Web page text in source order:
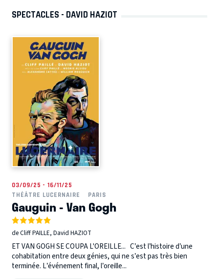
SPECTACLES - DAVID HAZIOT
03/09/25 - 16/11/25
THÉÂTRE LUCERNAIRE
PARIS
Gauguin - Van Gogh
de Cliff PAILLE, David HAZIOT
ET VAN GOGH SE COUPA L'OREILLE... C’est l’histoire d’une
cohabitation entre deux génies, qui ne s’est pas très bien
terminée. L’événement final, l’oreille...